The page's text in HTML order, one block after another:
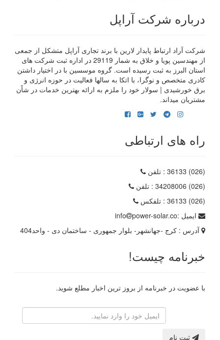
درباره شرکت آراپل
شرکت آراد ارتباط پایدار لارین با برند تجاری آراپل متشکل از جمعی
از مهندسین پویا و خلاق به شمار 29119 در اداره ثبت شرکت های
استان البرز به ثبت رسیده است. گروه موسسین با در اختیار داشتن
کادری متخصص و نوگرا، با اتکا به سالها فعالیت در حوزه انرژی و
برق خورشیدی | سولار خود را ملزم به ارائه بهترین خدمات در شاًن
مشتریان میداند.
راه های ارتباطی
(026) 36133
: تلفن
(026) 34208006
: تلفن
(026) 36133
: تلفکس
ایمیل :
info
power-solar.co
آدرس : کرج -جهانشهر- بلوار جمهوری - ساختمان دی - واحد404
خبرنامه چیست!
با عضویت در خبرنامه از بروز ترین اخبار مطلع شوید.
ثبت نام